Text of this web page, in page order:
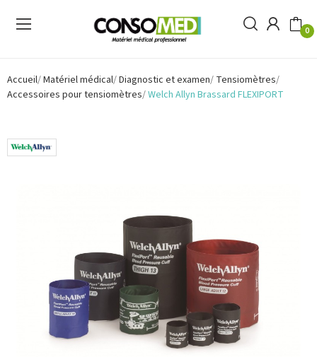
0
Accueil Matériel médical Diagnostic et examen Tensiomètres
Accessoires pour tensiomètres Welch Allyn Brassard FLEXIPORT